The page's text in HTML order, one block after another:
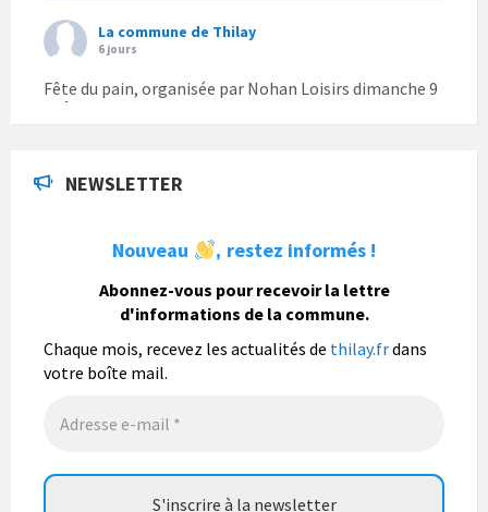
La commune de Thilay
6 jours
Fête du pain, organisée par Nohan Loisirs dimanche 9
août.
population mais également les visiteurs à son
bulletin municipal annuel en organisant un concours
photo gratuit OUVERT À TOUS.
Vous pouvez envoyer vos photo...Lire la suite
NEWSLETTER
Nouveau , restez informés !
Abonnez-vous pour recevoir la lettre
d'informations de la commune.
Chaque mois, recevez les actualités de thilay.frdans
votre boîte mail.